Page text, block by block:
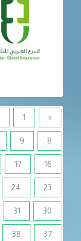
«
1
8
9
16
17
23
24
30
31
37
38